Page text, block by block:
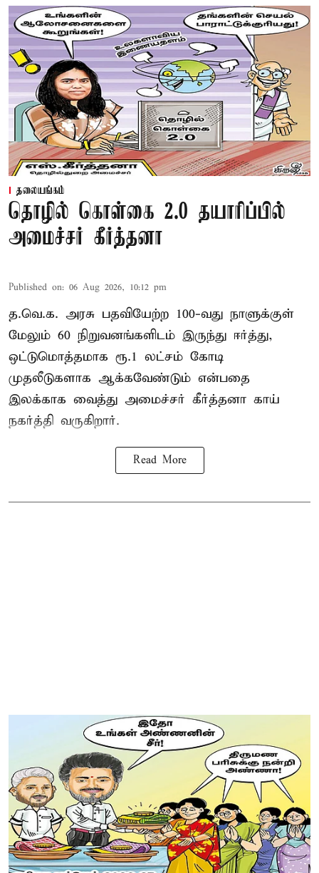
தலையங்கம்
தொழில் கொள்கை 2.0 தயாரிப்பில்
அமைச்சர் கீர்த்தனா
Published on: 06 Aug 2026, 10:12 pm
த.வெ.க. அரசு பதவியேற்ற 100-வது நாளுக்குள்
மேலும் 60 நிறுவனங்களிடம் இருந்து ஈர்த்து,
ஒட்டுமொத்தமாக ரூ.1 லட்சம் கோடி
முதலீடுகளாக ஆக்கவேண்டும் என்பதை
இலக்காக வைத்து அமைச்சர் கீர்த்தனா காய்
நகர்த்தி வருகிறார்.
Read More